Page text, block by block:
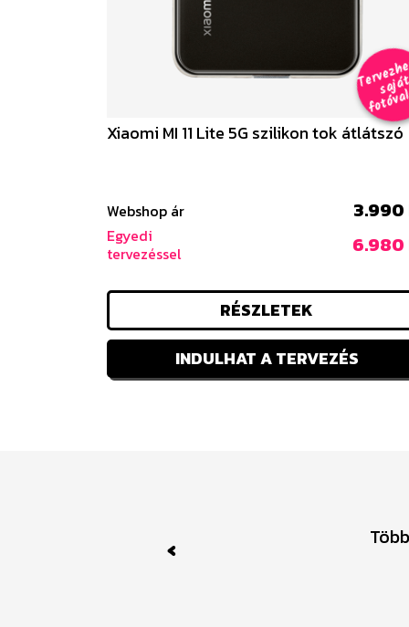
T
t
al
Xiaomi MI 11 Lite 5G szilikon tok átlátszó
Webshop ár 3.990
Egyedi
tervezéssel
6.980
RÉSZLETEK
INDULHAT A TERVEZÉS